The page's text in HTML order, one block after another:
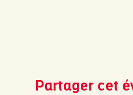
Partager cet